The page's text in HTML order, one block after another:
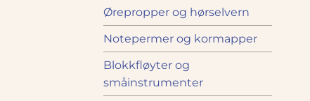
Ørepropper og hørselvern
Notepermer og kormapper
Blokkfløyter og
småinstrumenter